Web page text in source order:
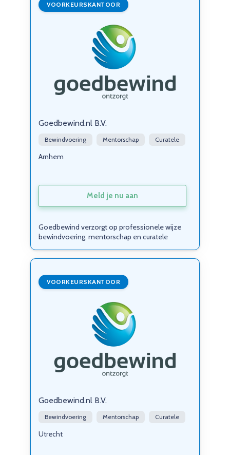
VOORKEURSKANTOOR
Goedbewind.nl B.V.
Bewindvoering Mentorschap Curatele
Arnhem
Meld je nu aan
Goedbewind verzorgt op professionele wijze
bewindvoering, mentorschap en curatele
VOORKEURSKANTOOR
Goedbewind.nl B.V.
Bewindvoering Mentorschap Curatele
Utrecht